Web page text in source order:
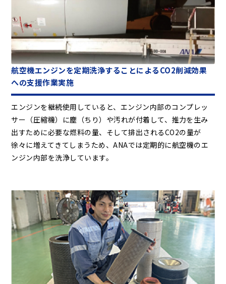
航空機エンジンを定期洗浄することによるCO2削減効果
への支援作業実施
エンジンを継続使用していると、エンジン内部のコンプレッ
サー（圧縮機）に塵（ちり）や汚れが付着して、推力を生み
出すために必要な燃料の量、そして排出されるCO2の量が
徐々に増えてきてしまうため、ANAでは定期的に航空機のエ
ンジン内部を洗浄しています。